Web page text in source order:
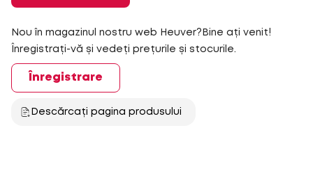
Nou în magazinul nostru web Heuver?Bine ați venit!
Înregistrați-vă și vedeți prețurile și stocurile.
Înregistrare
Descărcați pagina produsului